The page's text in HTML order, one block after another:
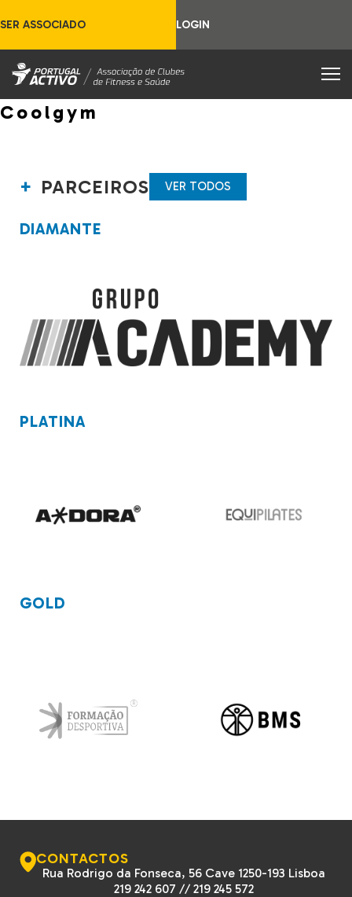
SER ASSOCIADO LOGIN
Coolgym
PARCEIROS VER TODOS
DIAMANTE
PLATINA
GOLD
CONTACTOS
Rua Rodrigo da Fonseca, 56 Cave 1250-193 Lisboa
219 242 607 //219 245 572